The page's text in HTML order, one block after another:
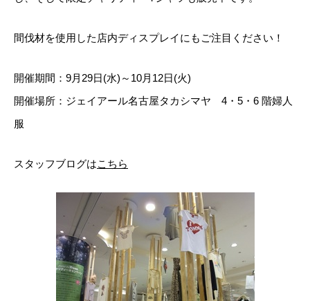
間伐材を使用した店内ディスプレイにもご注目ください！
開催期間：9月29日(水)～10月12日(火)
開催場所：ジェイアール名古屋タカシマヤ 4・5・6 階婦人
服
スタッフブログはこちら